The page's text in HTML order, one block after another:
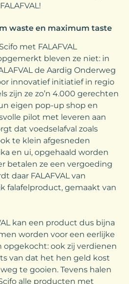
waste en maximum taste
met FALAFVAL
bleven ze niet: in
de Aardig Onderweg
innovatief initiatief in regio
zijn ze zo’n 4.000 gerechten
eigen pop-up shop en
pilot met leveren aan
dat voedselafval zoals
te klein afgesneden
en ui, opgehaald worden
betalen ze een vergoeding
daar FALAFVAL van
falafelproduct, gemaakt van
kan een product dus bijna
worden voor een eerlijke
ook zij verdienen
van dat het hen geld kost
te gooien. Tevens halen
alle producten met